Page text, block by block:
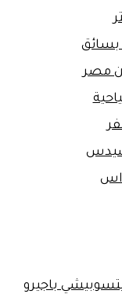
مصر
اس
باجيرو